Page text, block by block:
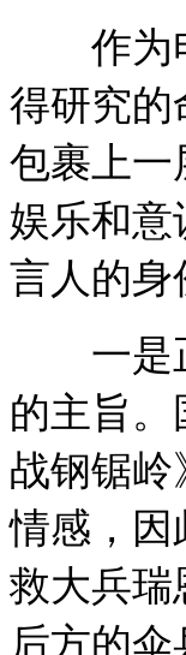
作为电
得研究的
包裹上一
娱乐和意
言人的身
一是正
的主旨
战钢锯岭
情感，因
救大兵
后方的